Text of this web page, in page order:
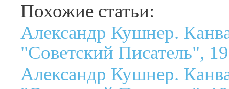
Похожие статьи:
Александр Кушнер.
"Советский Писатель",
Александр Кушнер.